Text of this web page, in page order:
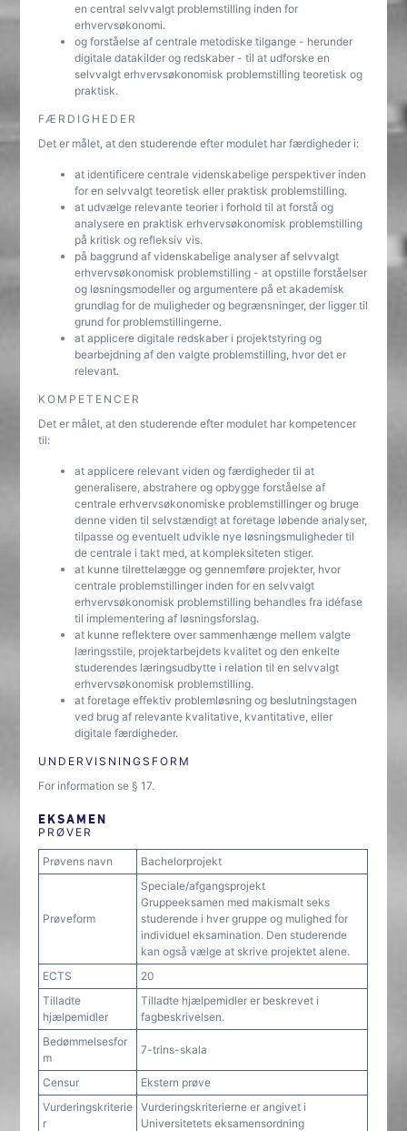
en central selvvalgt problemstilling inden for
erhvervsøkonomi.
og forståelse af centrale metodiske tilgange - herunder
digitale datakilder og redskaber - til at udforske en
selvvalgt erhvervsøkonomisk problemstilling teoretisk og
praktisk.
FÆRDIGHEDER
Det er målet, at den studerende efter modulet har færdigheder i:
at identificere centrale videnskabelige perspektiver inden
for en selvvalgt teoretisk eller praktisk problemstilling.
at udvælge relevante teorier i forhold til at forstå og
analysere en praktisk erhvervsøkonomisk problemstilling
på kritisk og refleksiv vis.
på baggrund af videnskabelige analyser af selvvalgt
erhvervsøkonomisk problemstilling - at opstille forståelser
og løsningsmodeller og argumentere på et akademisk
grundlag for de muligheder og begrænsninger, der ligger til
grund for problemstillingerne.
at applicere digitale redskaber i projektstyring og
bearbejdning af den valgte problemstilling, hvor det er
relevant.
KOMPETENCER
Det er målet, at den studerende efter modulet har kompetencer
til:
at applicere relevant viden og færdigheder til at
generalisere, abstrahere og opbygge forståelse af
centrale erhvervsøkonomiske problemstillinger og bruge
denne viden til selvstændigt at foretage løbende analyser,
tilpasse og eventuelt udvikle nye løsningsmuligheder til
de centrale i takt med, at kompleksiteten stiger.
at kunne tilrettelægge og gennemføre projekter, hvor
centrale problemstillinger inden for en selvvalgt
erhvervsøkonomisk problemstilling behandles fra idéfase
til implementering af løsningsforslag.
at kunne reflektere over sammenhænge mellem valgte
læringsstile, projektarbejdets kvalitet og den enkelte
studerendes læringsudbytte i relation til en selvvalgt
erhvervsøkonomisk problemstilling.
at foretage effektiv problemløsning og beslutningstagen
ved brug af relevante kvalitative, kvantitative, eller
digitale færdigheder.
UNDERVISNINGSFORM
For information se § 17.
EKSAMEN
PRØVER
Prøvens navn Bachelorprojekt
Prøveform
Speciale/afgangsprojekt
Gruppeeksamen med makismalt seks
studerende i hver gruppe og mulighed for
individuel eksamination. Den studerende
kan også vælge at skrive projektet alene.
ECTS
20
Tilladte
hjælpemidler
Tilladte hjælpemidler er beskrevet i
fagbeskrivelsen.
Bedømmelsesfor
m
7-trins-skala
Censur
Ekstern prøve
Vurderingskriterie
r
Vurderingskriterierne er angivet i
Universitetets eksamensordning